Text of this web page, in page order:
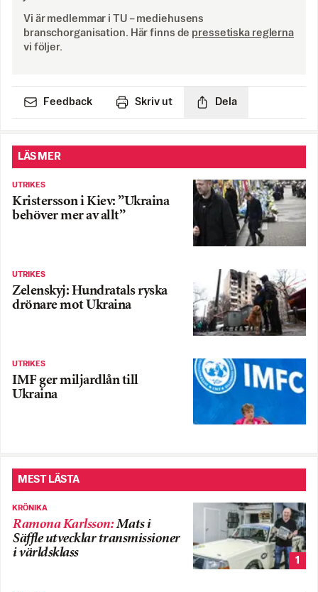
Vi är medlemmar i TU – mediehusens
branschorganisation. Här finns de pressetiska reglerna
vi följer.
Feedback Skriv ut Dela
LÄS MER
UTRIKES
Kristersson i Kiev: ”Ukraina
behöver mer av allt”
UTRIKES
Zelenskyj: Hundratals ryska
drönare mot Ukraina
UTRIKES
IMF ger miljardlån till
Ukraina
MEST LÄSTA
KRÖNIKA
Ramona Karlsson:Mats i
Säffle utvecklar transmissioner
i världsklass
1